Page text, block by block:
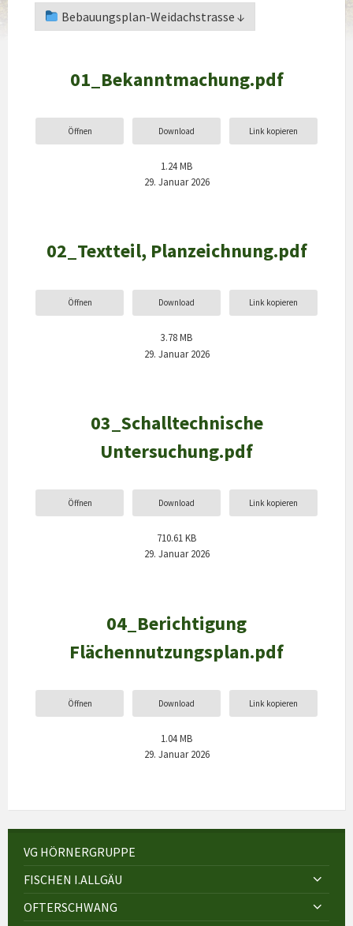
Bebauungsplan-Weidachstrasse ↓
01_Bekanntmachung.pdf
Öffnen Download Link kopieren
1.24 MB
29. Januar 2026
02_Textteil, Planzeichnung.pdf
Öffnen Download Link kopieren
3.78 MB
29. Januar 2026
03_Schalltechnische
Untersuchung.pdf
Öffnen Download Link kopieren
710.61 KB
29. Januar 2026
04_Berichtigung
Flächennutzungsplan.pdf
Öffnen Download Link kopieren
1.04 MB
29. Januar 2026
VG HÖRNERGRUPPE
FISCHEN I.ALLGÄU
OFTERSCHWANG